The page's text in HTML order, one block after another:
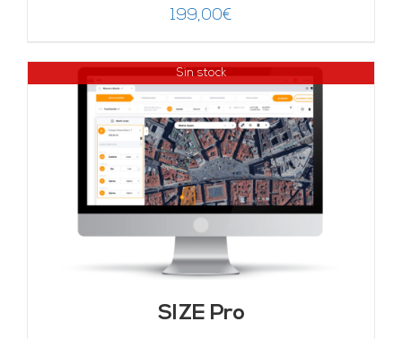
199,00€
Sin stock
SIZE Pro